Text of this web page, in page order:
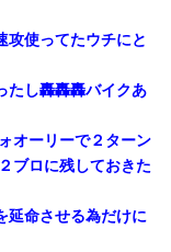
攻使ってたウチにと
たし轟轟轟バイクあ
オーリーで２ターン
ブロに残しておきた
延命させる為だけに